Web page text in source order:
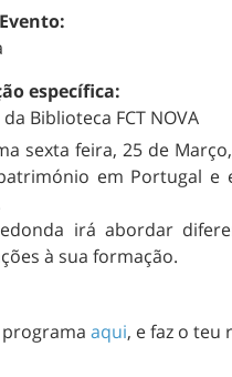
específica:
Biblioteca FCT NOVA
sexta feira, 25 de
em Portugal e
irá abordar
à sua formação.
aqui, e faz o teu